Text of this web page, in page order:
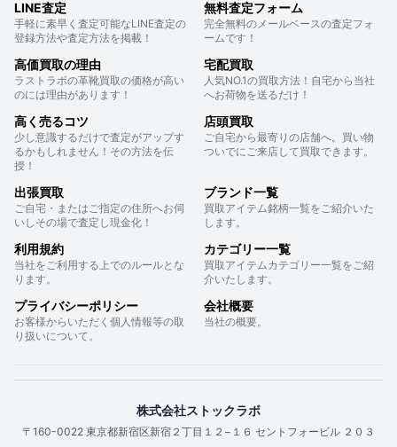
LINE査定
手軽に素早く査定可能なLINE査定の
登録方法や査定方法を掲載！
無料査定フォーム
完全無料のメールベースの査定フォ
ームです！
高価買取の理由
ラストラボの革靴買取の価格が高い
のには理由があります！
宅配買取
人気NO.1の買取方法！自宅から当社
へお荷物を送るだけ！
高く売るコツ
少し意識するだけで査定がアップす
るかもしれません！その方法を伝
授！
店頭買取
ご自宅から最寄りの店舗へ。買い物
ついでにご来店して買取できます。
出張買取
ご自宅・またはご指定の住所へお伺
いしその場で査定し現金化！
ブランド一覧
買取アイテム銘柄一覧をご紹介いた
します。
利用規約
当社をご利用する上でのルールとな
ります。
カテゴリー一覧
買取アイテムカテゴリー一覧をご紹
介いたします。
プライバシーポリシー
お客様からいただく個人情報等の取
り扱いについて。
会社概要
当社の概要。
株式会社ストックラボ
〒160-0022 東京都新宿区新宿２丁目１２−１６ セントフォービル ２０３